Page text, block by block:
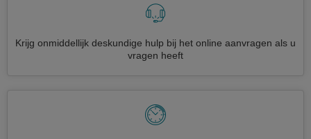
Krijg onmiddellijk deskundige hulp bij het online aanvragen als u
vragen heeft